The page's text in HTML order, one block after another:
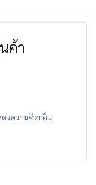
ค้า
งความคิดเห็น